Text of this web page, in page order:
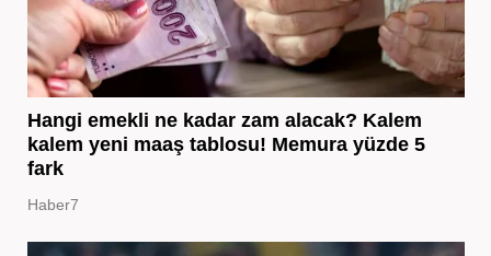
Hangi emekli ne kadar zam alacak? Kalem
kalem yeni maaş tablosu! Memura yüzde 5
fark
Haber7